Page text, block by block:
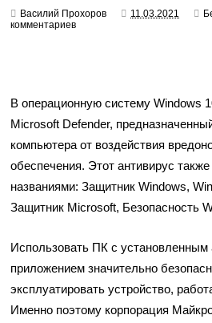
Василий Прохоров 11.03.2021
комментариев
В операционную систему Windows
Microsoft Defender,
компьютера от воздействия
обеспечения. Этот антивирус
названиями: Защитник Windows,
Защитник Microsoft, Безопасность
Использовать ПК с установленным
приложением значительно
эксплуатировать устройство,
Именно поэтому корпорация